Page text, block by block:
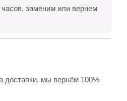
заменим или вернем
доставки, мы вернём 100%